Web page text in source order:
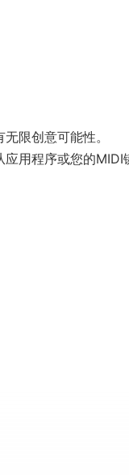
限创意可能性。
用程序或您的MIDI